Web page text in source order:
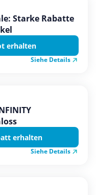
Starke Rabatte
erhalten
Siehe Details
erhalten
Siehe Details